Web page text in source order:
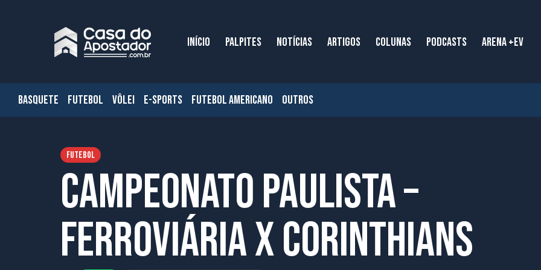
INÍCIO PALPITES NOTÍCIAS ARTIGOS COLUNAS PODCASTS ARENA +EV
BASQUETE FUTEBOL VÔLEI E-SPORTS FUTEBOL AMERICANO OUTROS
FUTEBOL
Campeonato Paulista –
Ferroviária x Corinthians